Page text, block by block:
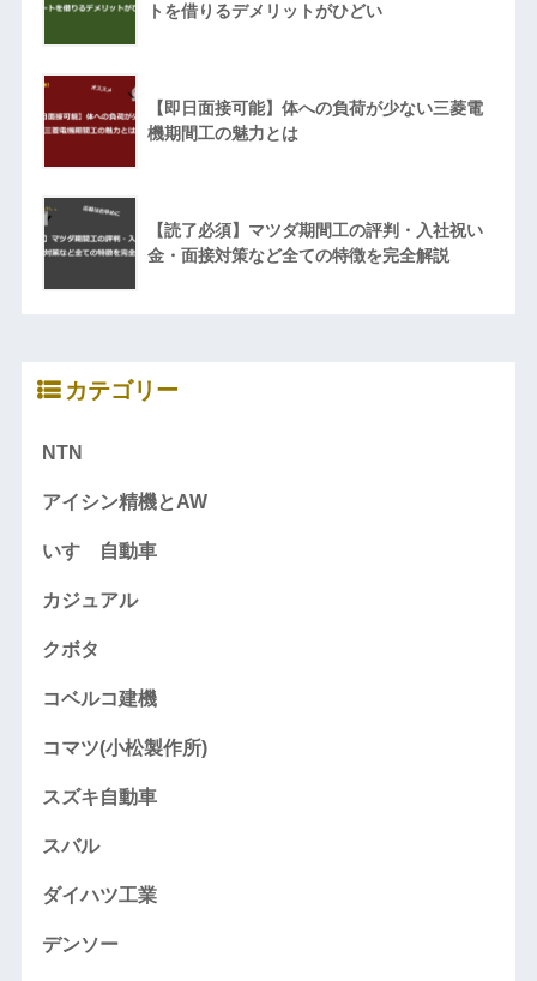
トを借りるデメリットがひどい
【即日面接可能】体への負荷が少ない三菱電
機期間工の魅力とは
【読了必須】マツダ期間工の評判・入社祝い
金・面接対策など全ての特徴を完全解説
カテゴリー
NTN
アイシン精機とAW
いすゞ自動車
カジュアル
クボタ
コベルコ建機
コマツ(小松製作所)
スズキ自動車
スバル
ダイハツ工業
デンソー